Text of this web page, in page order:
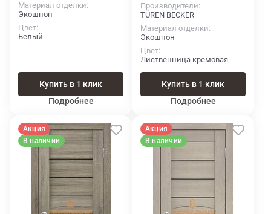
Материал отделки
Экошпон
Цвет
Белый
Купить в 1 клик
Подробнее
Производители
TÜREN BECKER
Материал отделки
Экошпон
Цвет
Лиственница кремовая
Купить в 1 клик
Подробнее
Акция
В наличии
Акция
В наличии